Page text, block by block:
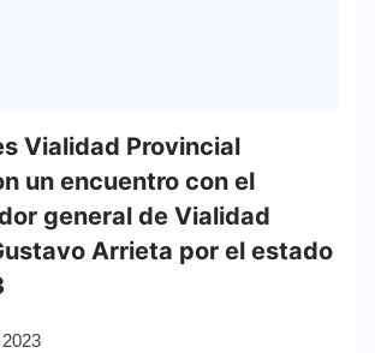
Vialidad Provincial
un encuentro con el
general de Vialidad
Arrieta por el estado